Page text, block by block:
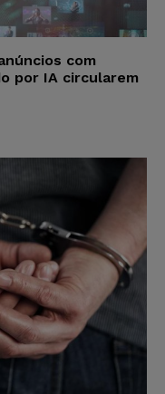
com
por IA circularem